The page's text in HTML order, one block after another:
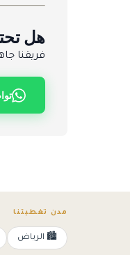
هل
فريقنا
مدن تغطيتنا
🏙️ الرياض